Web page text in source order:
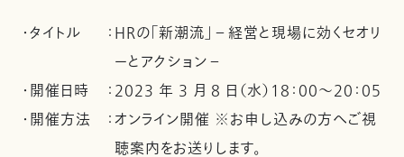
・タイトル ： HRの「新潮流」－経営と現場に効くセオリ
ーとアクション－
・開催日時
： 2023 年 3 月 8 日（水）18：00～20：05
・開催方法 ：オンライン開催 ※お申し込みの方へご視
聴案内をお送りします。